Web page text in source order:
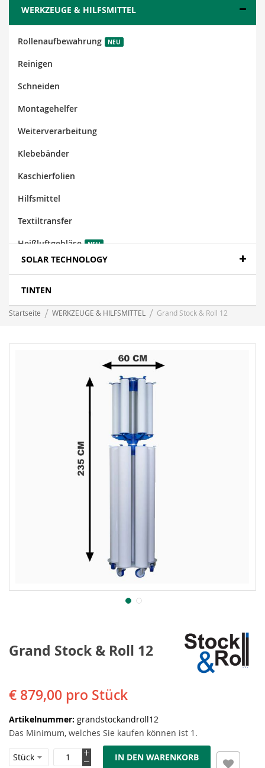
WERKZEUGE & HILFSMITTEL
Rollenaufbewahrung NEU
Reinigen
Schneiden
Montagehelfer
Weiterverarbeitung
Klebebänder
Kaschierfolien
Hilfsmittel
Textiltransfer
Heißluftgebläse
NEU
SOLAR TECHNOLOGY
TINTEN
Startseite WERKZEUGE & HILFSMITTEL Grand Stock & Roll 12
Grand Stock & Roll 12
€ 879,00 pro Stück
Artikelnummer grandstockandroll12
Das Minimum, welches Sie kaufen können ist 1.
IN DEN WARENKORB